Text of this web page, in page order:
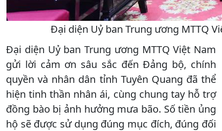
Đại diện Uỷ ban Trung ương MTTQ
Đại diện Uỷ ban Trung ương MTTQ Việt Nam
gửi lời cảm ơn sâu sắc đến Đảng bộ, chính
quyền và nhân dân tỉnh Tuyên Quang đã thể
hiện tinh thần nhân ái, cùng chung tay hỗ trợ
đồng bào bị ảnh hưởng mưa bão. Số tiền ủng
hộ sẽ được sử dụng đúng mục đích, đúng đối